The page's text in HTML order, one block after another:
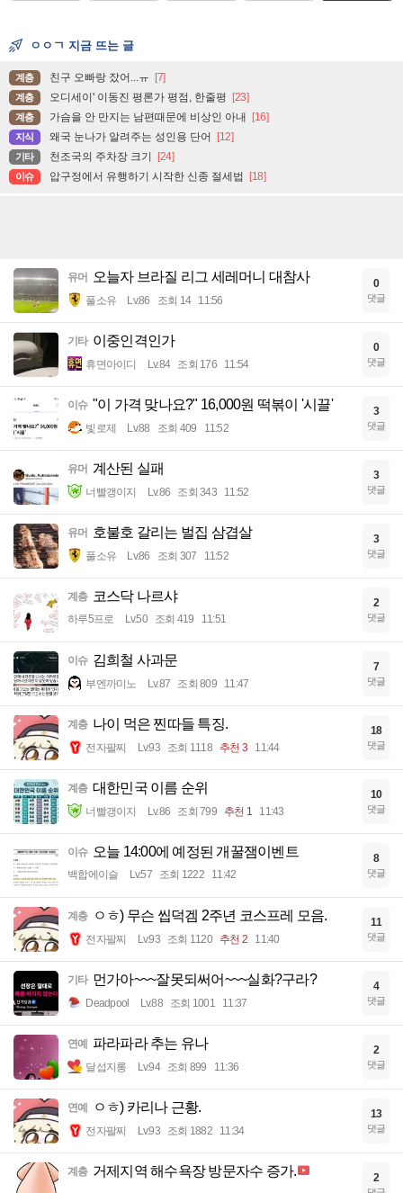
ㅇㅇㄱ 지금 뜨는 글
계층 친구 오빠랑 잤어...ㅠ [7]
계층 오디세이' 이동진 평론가 평점, 한줄평 [23]
계층 가슴을 안 만지는 남편때문에 비상인 아내 [16]
지식 왜국 눈나가 알려주는 성인용 단어 [12]
기타 천조국의 주차장 크기 [24]
이슈 압구정에서 유행하기 시작한 신종 절세법 [18]
유머 오늘자 브라질 리그 세레머니 대참사
풀소유 Lv.86 조회 14 11:56
0
댓글
기타 이중인격인가
휴면아이디 Lv.84 조회 176 11:54
0
댓글
이슈 "이 가격 맞나요?" 16,000원 떡볶이 '시끌'
빛로제 Lv.88 조회 409 11:52
3
댓글
유머 계산된 실패
너빨갱이지 Lv.86 조회 343 11:52
3
댓글
유머 호불호 갈리는 벌집 삼겹살
풀소유 Lv.86 조회 307 11:52
3
댓글
계층 코스닥 나르샤
하루5프로 Lv.50 조회 419 11:51
2
댓글
이슈 김희철 사과문
부엔까미노 Lv.87 조회 809 11:47
7
댓글
계층 나이 먹은 찐따들 특징.
전자팔찌 Lv.93 조회 1118 추천 3 11:44
18
댓글
계층 대한민국 이름 순위
너빨갱이지 Lv.86 조회 799 추천 1 11:43
10
댓글
이슈 오늘 14:00에 예정된 개꿀잼이벤트
백합에이슬 Lv.57 조회 1222 11:42
8
댓글
계층 ㅇㅎ) 무슨 씹덕겜 2주년 코스프레 모음.
전자팔찌 Lv.93 조회 1120 추천 2 11:40
11
댓글
기타 먼가아~~~잘못되써어~~~실화?구라?
Deadpool Lv.88 조회 1001 11:37
4
댓글
연예 파라파라 추는 유나
달섭지롱 Lv.94 조회 899 11:36
2
댓글
연예 ㅇㅎ) 카리나 근황.
전자팔찌 Lv.93 조회 1882 11:34
13
댓글
계층 거제지역 해수욕장 방문자수 증가. 2